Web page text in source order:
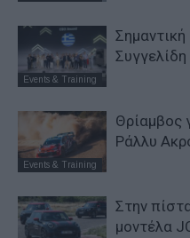
Events & Training
Σημαντική
Events & Training
Θρίαμβος
Ράλλυ
Στην
μοντέλα